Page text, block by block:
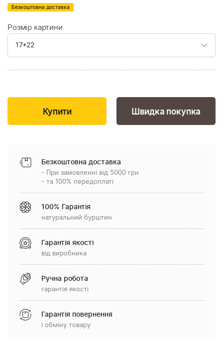
Безкоштовна доставка
Розмір картини
Швидка покупка
Безкоштовна доставка
- При замовленні від 5000 грн
- та 100% передоплаті
100% Гарантія
натуральний бурштин
Гарантія якості
від виробника
Ручна робота
гарантія якості
Гарантія повернення
і обміну товару